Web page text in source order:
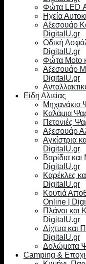
Φώτα LED
Ηχεία
Αξεσουάρ
DigitalU.gr
Οδική
DigitalU.gr
Φώτα Moto
Αξεσουάρ
DigitalU.gr
Είδη Αλιείας
Μηχανάκια
Καλάμια
Πετονιές
Αξεσουάρ
Αγκίστρια
DigitalU.gr
Βαρίδια
DigitalU.gr
Καρέκλες
DigitalU.gr
Κουτιά
Online |
Πλάνοι και
DigitalU.gr
Δίχτυα και
DigitalU.gr
Δολώματα
Camping &